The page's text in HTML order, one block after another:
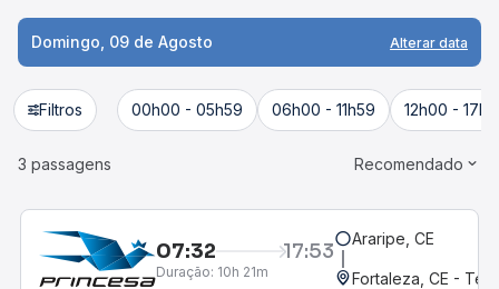
Domingo, 09 de Agosto Alterar data
Filtros 00h00 - 05h59 06h00 - 11h59 12h00 -
3 passagens Recomendado
07:32 17:53
Duração: 10h 21m
Araripe, CE
Fortaleza, CE -